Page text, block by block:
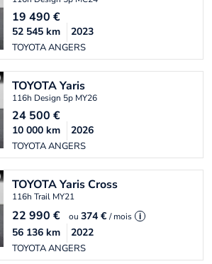
19 490 €
TOYOTA ANGERS
52 545 km 2023
TOYOTAYaris
116h Design 5p MY26
24 500 €
TOYOTA ANGERS
10 000 km 2026
TOYOTAYaris Cross
116h Trail MY21
22 990 € ou 374 € / mois i
TOYOTA ANGERS
56 136 km 2022